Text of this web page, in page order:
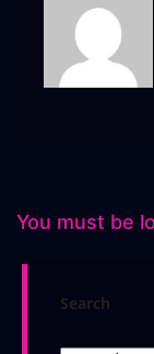
You must be
Search